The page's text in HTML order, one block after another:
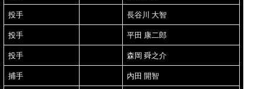
投手 長谷川 大智
投手 平田 康二郎
投手 森岡 舜之介
捕手 内田 開智